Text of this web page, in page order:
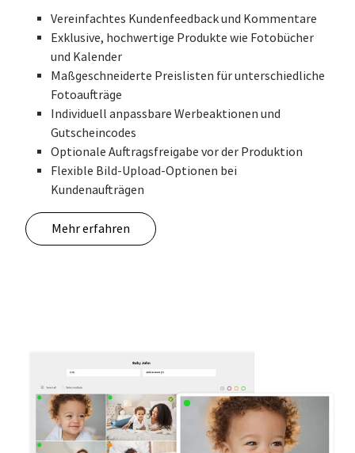
Vereinfachtes Kundenfeedback und Kommentare
Exklusive, hochwertige Produkte wie Fotobücher
und Kalender
Maßgeschneiderte Preislisten für unterschiedliche
Fotoaufträge
Individuell anpassbare Werbeaktionen und
Gutscheincodes
Optionale Auftragsfreigabe vor der Produktion
Flexible Bild-Upload-Optionen bei
Kundenaufträgen
Mehr erfahren